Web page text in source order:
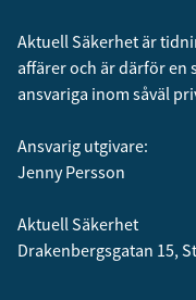
Aktuell Säkerhet är
affärer och är därför
ansvariga inom såväl
Ansvarig utgivare:
Jenny Persson
Aktuell Säkerhet
Drakenbergsgatan 15,